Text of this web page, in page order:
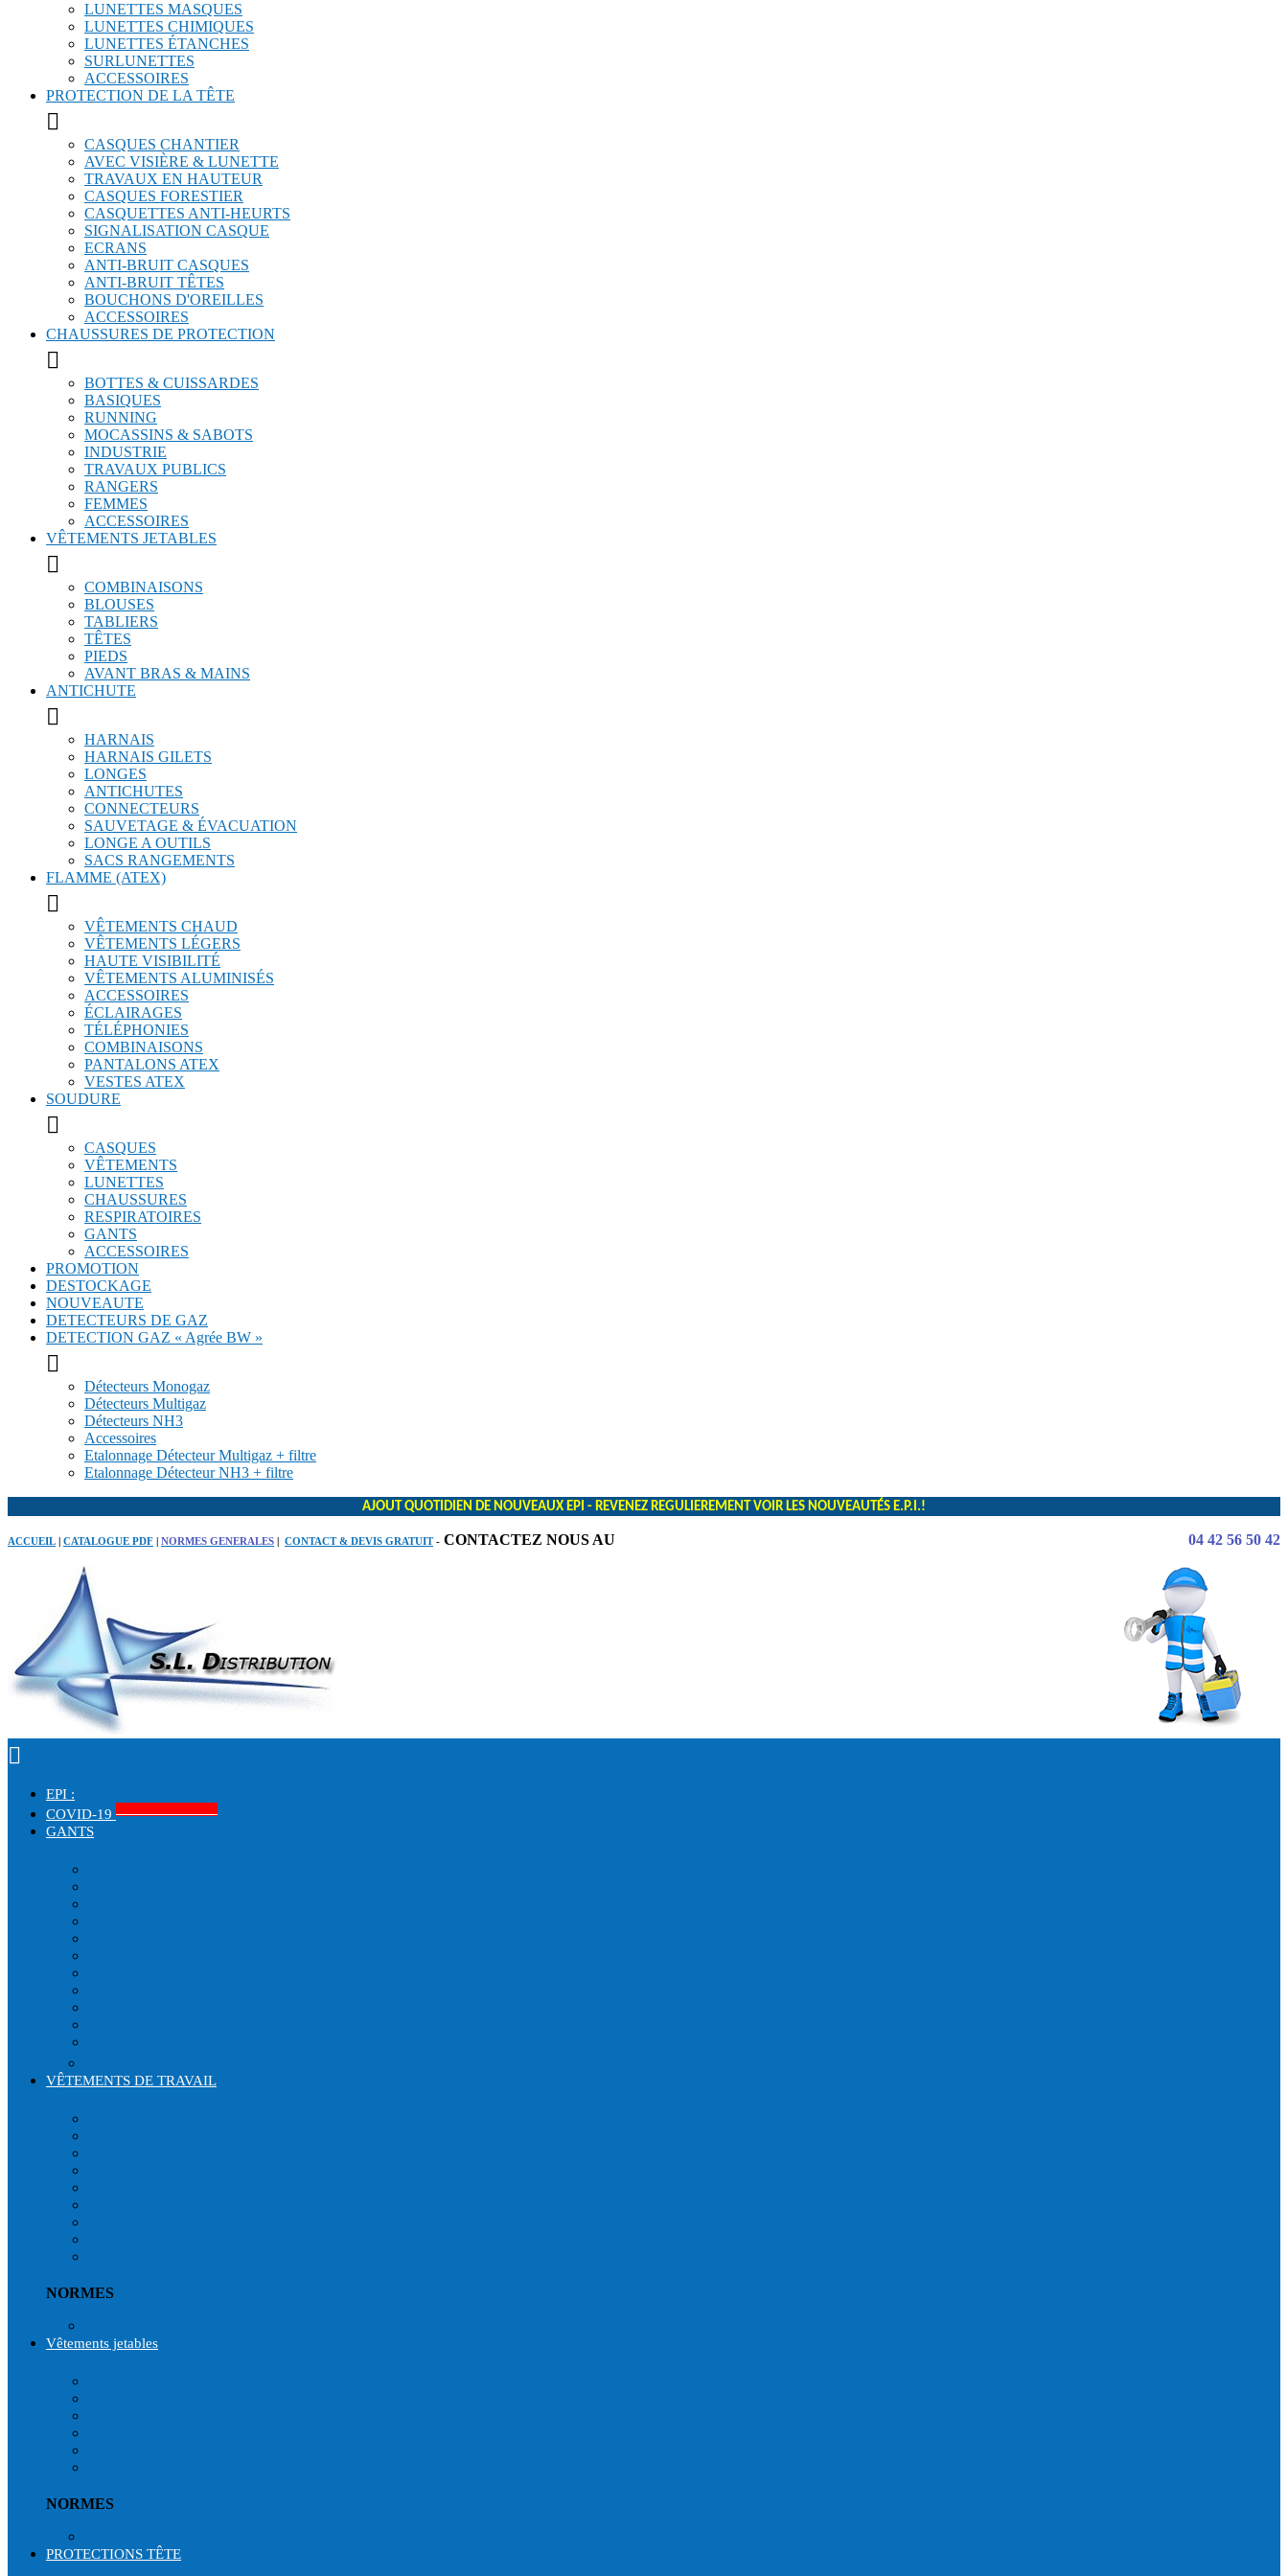
LUNETTES MASQUES
LUNETTES CHIMIQUES
LUNETTES ÉTANCHES
SURLUNETTES
ACCESSOIRES
PROTECTION DE LA TÊTE

CASQUES CHANTIER
AVEC VISIÈRE & LUNETTE
TRAVAUX EN HAUTEUR
CASQUES FORESTIER
CASQUETTES ANTI-HEURTS
SIGNALISATION CASQUE
ECRANS
ANTI-BRUIT CASQUES
ANTI-BRUIT TÊTES
BOUCHONS D'OREILLES
ACCESSOIRES
CHAUSSURES DE PROTECTION

BOTTES & CUISSARDES
BASIQUES
RUNNING
MOCASSINS & SABOTS
INDUSTRIE
TRAVAUX PUBLICS
RANGERS
FEMMES
ACCESSOIRES
VÊTEMENTS JETABLES

COMBINAISONS
BLOUSES
TABLIERS
TÊTES
PIEDS
AVANT BRAS & MAINS
ANTICHUTE

HARNAIS
HARNAIS GILETS
LONGES
ANTICHUTES
CONNECTEURS
SAUVETAGE & ÉVACUATION
LONGE A OUTILS
SACS RANGEMENTS
FLAMME (ATEX)

VÊTEMENTS CHAUD
VÊTEMENTS LÉGERS
HAUTE VISIBILITÉ
VÊTEMENTS ALUMINISÉS
ACCESSOIRES
ÉCLAIRAGES
TÉLÉPHONIES
COMBINAISONS
PANTALONS ATEX
VESTES ATEX
SOUDURE

CASQUES
VÊTEMENTS
LUNETTES
CHAUSSURES
RESPIRATOIRES
GANTS
ACCESSOIRES
PROMOTION
DESTOCKAGE
NOUVEAUTE
DETECTEURS DE GAZ
DETECTION GAZ « Agrée BW »

Détecteurs Monogaz
Détecteurs Multigaz
Détecteurs NH3
Accessoires
Etalonnage Détecteur Multigaz + filtre
Etalonnage Détecteur NH3 + filtre
AJOUT QUOTIDIEN DE NOUVEAUX EPI - REVENEZ REGULIEREMENT VOIR LES NOUVEAUTÉS E.P.I.!
ACCUEIL | CATALOGUE PDF | NORMES GENERALES | CONTACT & DEVIS GRATUIT- CONTACTEZ NOUS AU 04 42 56 50 42

EPI :
COVID-19
GANTS
VÊTEMENTS DE TRAVAIL
NORMES
Vêtements jetables
NORMES
PROTECTIONS TÊTE